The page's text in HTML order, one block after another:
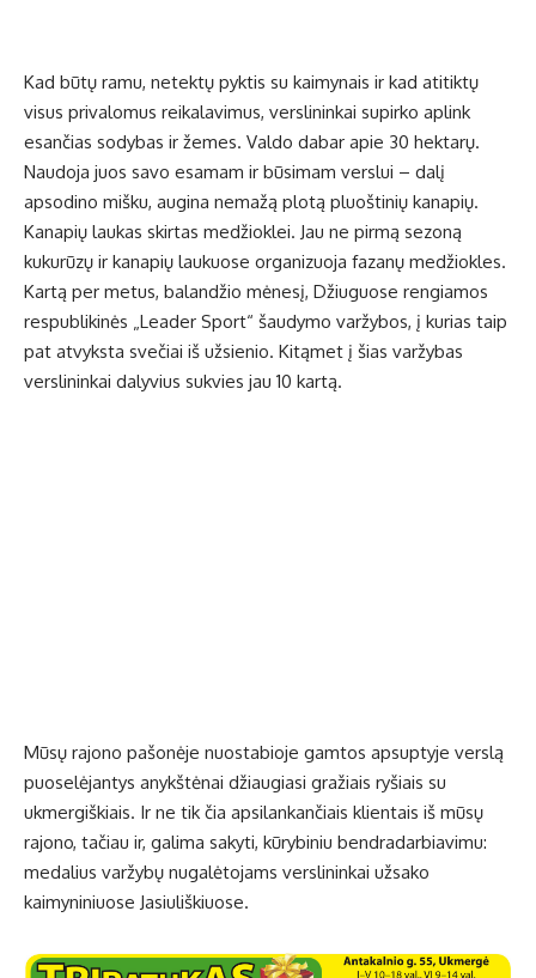
Kad būtų ramu, netektų pyktis su kaimynais ir kad atitiktų
visus privalomus reikalavimus, verslininkai supirko aplink
esančias sodybas ir žemes. Valdo dabar apie 30 hektarų.
Naudoja juos savo esamam ir būsimam verslui – dalį
apsodino mišku, augina nemažą plotą pluoštinių kanapių.
Kanapių laukas skirtas medžioklei. Jau ne pirmą sezoną
kukurūzų ir kanapių laukuose organizuoja fazanų medžiokles.
Kartą per metus, balandžio mėnesį, Džiuguose rengiamos
respublikinės „Leader Sport“ šaudymo varžybos, į kurias taip
pat atvyksta svečiai iš užsienio. Kitąmet į šias varžybas
verslininkai dalyvius sukvies jau 10 kartą.
Mūsų rajono pašonėje nuostabioje gamtos apsuptyje verslą
puoselėjantys anykštėnai džiaugiasi gražiais ryšiais su
ukmergiškiais. Ir ne tik čia apsilankančiais klientais iš mūsų
rajono, tačiau ir, galima sakyti, kūrybiniu bendradarbiavimu:
medalius varžybų nugalėtojams verslininkai užsako
kaimyniniuose Jasiuliškiuose.